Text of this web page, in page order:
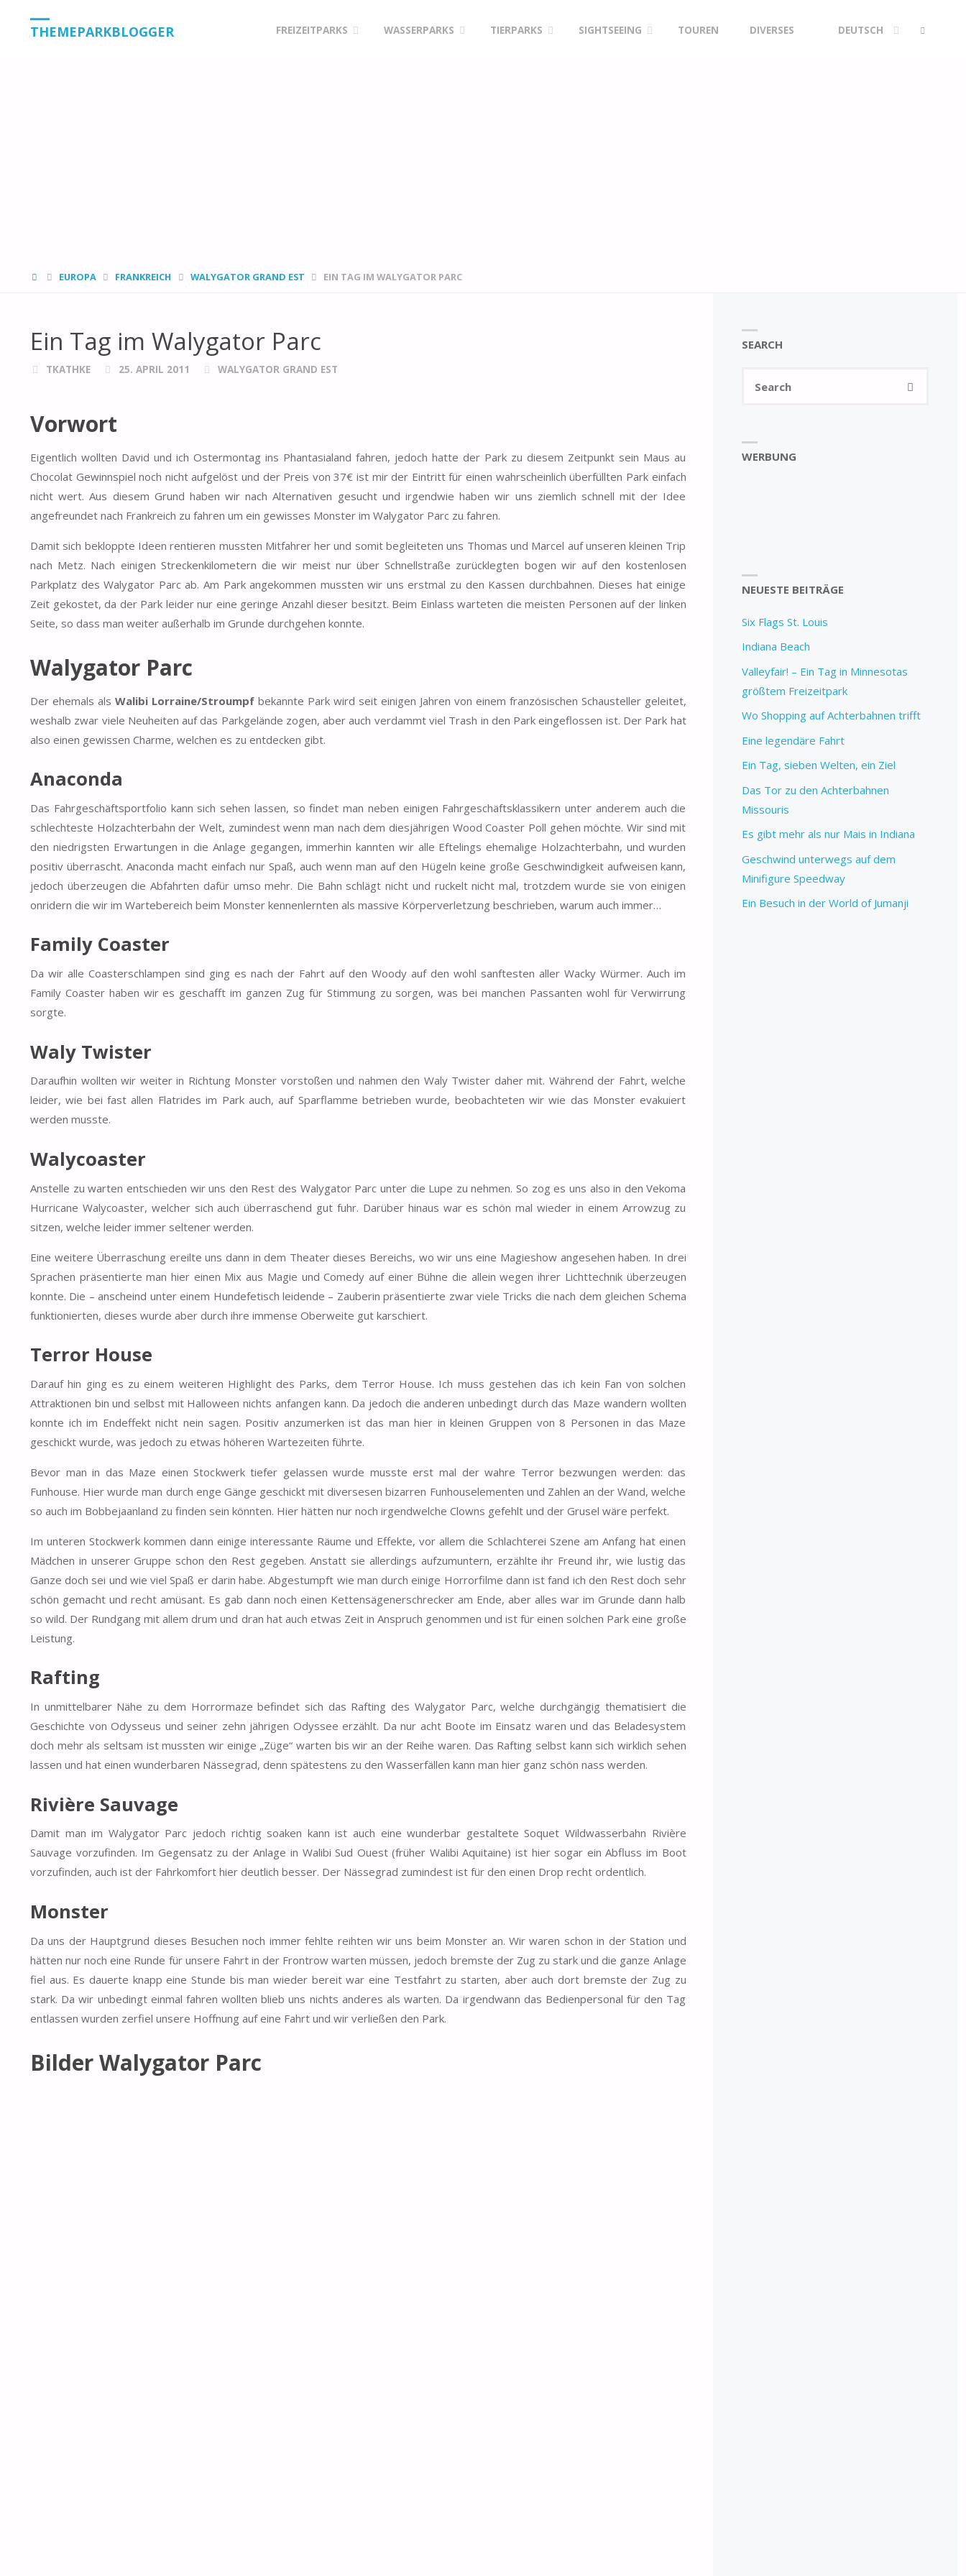
THEMEPARKBLOGGER FREIZEITPARKS WASSERPARKS TIERPARKS SIGHTSEEING TOUREN DIVERSES DEUTSCH
HOMEEUROPA FRANKREICH WALYGATOR GRAND EST EIN TAG IM WALYGATOR PARC
Ein Tag im Walygator Parc
TKATHKE 25. APRIL 2011 WALYGATOR GRAND EST
Vorwort
Eigentlich wollten David und ich Ostermontag ins Phantasialand fahren, jedoch hatte der Park zu diesem Zeitpunkt sein Maus au
Chocolat Gewinnspiel noch nicht aufgelöst und der Preis von 37€ ist mir der Eintritt für einen wahrscheinlich überfüllten Park einfach
nicht wert. Aus diesem Grund haben wir nach Alternativen gesucht und irgendwie haben wir uns ziemlich schnell mit der Idee
angefreundet nach Frankreich zu fahren um ein gewisses Monster im Walygator Parc zu fahren.
Damit sich bekloppte Ideen rentieren mussten Mitfahrer her und somit begleiteten uns Thomas und Marcel auf unseren kleinen Trip
nach Metz. Nach einigen Streckenkilometern die wir meist nur über Schnellstraße zurücklegten bogen wir auf den kostenlosen
Parkplatz des Walygator Parc ab. Am Park angekommen mussten wir uns erstmal zu den Kassen durchbahnen. Dieses hat einige
Zeit gekostet, da der Park leider nur eine geringe Anzahl dieser besitzt. Beim Einlass warteten die meisten Personen auf der linken
Seite, so dass man weiter außerhalb im Grunde durchgehen konnte.
Walygator Parc
Der ehemals als Walibi Lorraine/Stroumpfbekannte Park wird seit einigen Jahren von einem französischen Schausteller geleitet,
weshalb zwar viele Neuheiten auf das Parkgelände zogen, aber auch verdammt viel Trash in den Park eingeflossen ist. Der Park hat
also einen gewissen Charme, welchen es zu entdecken gibt.
Anaconda
Das Fahrgeschäftsportfolio kann sich sehen lassen, so findet man neben einigen Fahrgeschäftsklassikern unter anderem auch die
schlechteste Holzachterbahn der Welt, zumindest wenn man nach dem diesjährigen Wood Coaster Poll gehen möchte. Wir sind mit
den niedrigsten Erwartungen in die Anlage gegangen, immerhin kannten wir alle Eftelings ehemalige Holzachterbahn, und wurden
positiv überrascht. Anaconda macht einfach nur Spaß, auch wenn man auf den Hügeln keine große Geschwindigkeit aufweisen kann,
jedoch überzeugen die Abfahrten dafür umso mehr. Die Bahn schlägt nicht und ruckelt nicht mal, trotzdem wurde sie von einigen
onridern die wir im Wartebereich beim Monster kennenlernten als massive Körperverletzung beschrieben, warum auch immer…
Family Coaster
Da wir alle Coasterschlampen sind ging es nach der Fahrt auf den Woody auf den wohl sanftesten aller Wacky Würmer. Auch im
Family Coaster haben wir es geschafft im ganzen Zug für Stimmung zu sorgen, was bei manchen Passanten wohl für Verwirrung
sorgte.
Waly Twister
Daraufhin wollten wir weiter in Richtung Monster vorstoßen und nahmen den Waly Twister daher mit. Während der Fahrt, welche
leider, wie bei fast allen Flatrides im Park auch, auf Sparflamme betrieben wurde, beobachteten wir wie das Monster evakuiert
werden musste.
Walycoaster
Anstelle zu warten entschieden wir uns den Rest des Walygator Parc unter die Lupe zu nehmen. So zog es uns also in den Vekoma
Hurricane Walycoaster, welcher sich auch überraschend gut fuhr. Darüber hinaus war es schön mal wieder in einem Arrowzug zu
sitzen, welche leider immer seltener werden.
Eine weitere Überraschung ereilte uns dann in dem Theater dieses Bereichs, wo wir uns eine Magieshow angesehen haben. In drei
Sprachen präsentierte man hier einen Mix aus Magie und Comedy auf einer Bühne die allein wegen ihrer Lichttechnik überzeugen
konnte. Die – anscheind unter einem Hundefetisch leidende – Zauberin präsentierte zwar viele Tricks die nach dem gleichen Schema
funktionierten, dieses wurde aber durch ihre immense Oberweite gut karschiert.
Terror House
Darauf hin ging es zu einem weiteren Highlight des Parks, dem Terror House. Ich muss gestehen das ich kein Fan von solchen
Attraktionen bin und selbst mit Halloween nichts anfangen kann. Da jedoch die anderen unbedingt durch das Maze wandern wollten
konnte ich im Endeffekt nicht nein sagen. Positiv anzumerken ist das man hier in kleinen Gruppen von 8 Personen in das Maze
geschickt wurde, was jedoch zu etwas höheren Wartezeiten führte.
Bevor man in das Maze einen Stockwerk tiefer gelassen wurde musste erst mal der wahre Terror bezwungen werden: das
Funhouse. Hier wurde man durch enge Gänge geschickt mit diversesen bizarren Funhouselementen und Zahlen an der Wand, welche
so auch im Bobbejaanland zu finden sein könnten. Hier hätten nur noch irgendwelche Clowns gefehlt und der Grusel wäre perfekt.
Im unteren Stockwerk kommen dann einige interessante Räume und Effekte, vor allem die Schlachterei Szene am Anfang hat einen
Mädchen in unserer Gruppe schon den Rest gegeben. Anstatt sie allerdings aufzumuntern, erzählte ihr Freund ihr, wie lustig das
Ganze doch sei und wie viel Spaß er darin habe. Abgestumpft wie man durch einige Horrorfilme dann ist fand ich den Rest doch sehr
schön gemacht und recht amüsant. Es gab dann noch einen Kettensägenerschrecker am Ende, aber alles war im Grunde dann halb
so wild. Der Rundgang mit allem drum und dran hat auch etwas Zeit in Anspruch genommen und ist für einen solchen Park eine große
Leistung.
Rafting
In unmittelbarer Nähe zu dem Horrormaze befindet sich das Rafting des Walygator Parc, welche durchgängig thematisiert die
Geschichte von Odysseus und seiner zehn jährigen Odyssee erzählt. Da nur acht Boote im Einsatz waren und das Beladesystem
doch mehr als seltsam ist mussten wir einige „Züge“ warten bis wir an der Reihe waren. Das Rafting selbst kann sich wirklich sehen
lassen und hat einen wunderbaren Nässegrad, denn spätestens zu den Wasserfällen kann man hier ganz schön nass werden.
Rivière Sauvage
Damit man im Walygator Parc jedoch richtig soaken kann ist auch eine wunderbar gestaltete Soquet Wildwasserbahn Rivière
Sauvage vorzufinden. Im Gegensatz zu der Anlage in Walibi Sud Ouest (früher Walibi Aquitaine) ist hier sogar ein Abfluss im Boot
vorzufinden, auch ist der Fahrkomfort hier deutlich besser. Der Nässegrad zumindest ist für den einen Drop recht ordentlich.
Monster
Da uns der Hauptgrund dieses Besuchen noch immer fehlte reihten wir uns beim Monster an. Wir waren schon in der Station und
hätten nur noch eine Runde für unsere Fahrt in der Frontrow warten müssen, jedoch bremste der Zug zu stark und die ganze Anlage
fiel aus. Es dauerte knapp eine Stunde bis man wieder bereit war eine Testfahrt zu starten, aber auch dort bremste der Zug zu
stark. Da wir unbedingt einmal fahren wollten blieb uns nichts anderes als warten. Da irgendwann das Bedienpersonal für den Tag
entlassen wurden zerfiel unsere Hoffnung auf eine Fahrt und wir verließen den Park.
Bilder Walygator Parc
SEARCH
SEARCH
WERBUNG
NEUESTE BEITRÄGE
Six Flags St. Louis
Indiana Beach
Valleyfair! – Ein Tag in Minnesotas
größtem Freizeitpark
Wo Shopping auf Achterbahnen trifft
Eine legendäre Fahrt
Ein Tag, sieben Welten, ein Ziel
Das Tor zu den Achterbahnen
Missouris
Es gibt mehr als nur Mais in Indiana
Geschwind unterwegs auf dem
Minifigure Speedway
Ein Besuch in der World of Jumanji